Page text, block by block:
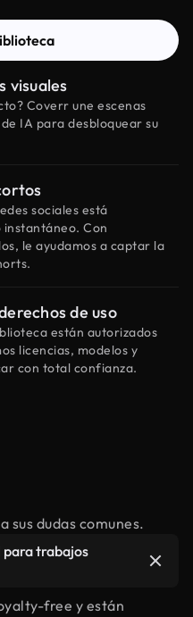
visuales
Coverr une escenas
IA para desbloquear su
sociales está
Con
le ayudamos a captar la
de uso
están autorizados
licencias, modelos y
con total confianza.
sus dudas comunes.
para trabajos
free y están